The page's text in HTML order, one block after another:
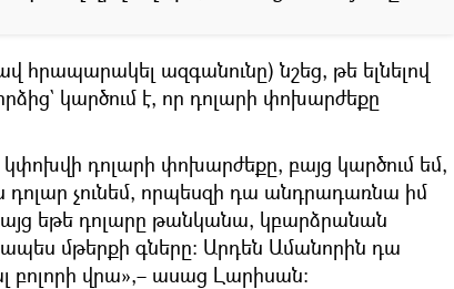
հրապարակել ազգանունը) նշեց, թե ելնելով
կարծում է, որ դոլարի փոխարժեքը
դոլարի փոխարժեքը, բայց կարծում եմ,
դոլար չունեմ, որպեսզի դա անդրադառնա իմ
եթե դոլարը թանկանա, կբարձրանան
մթերքի գները։ Արդեն Ամանորին դա
վրա»,– ասաց Լարիսան։